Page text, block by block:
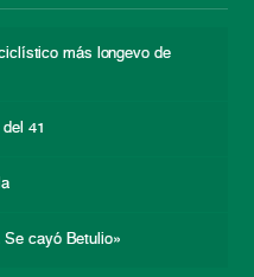
más longevo de
41
cayó Betulio»